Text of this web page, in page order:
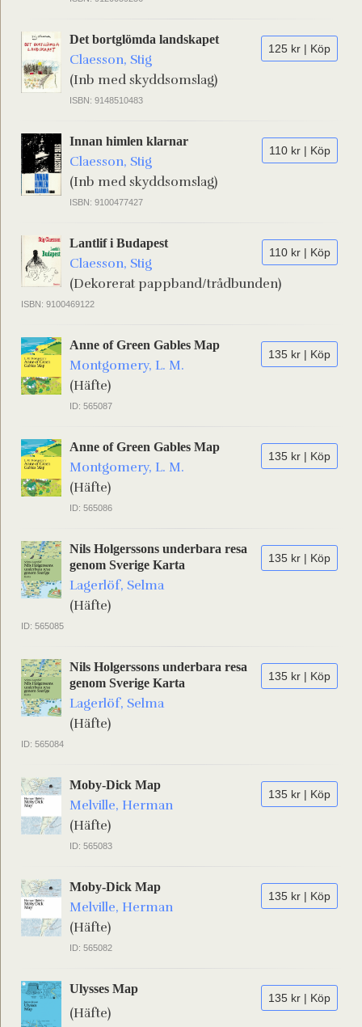
125 kr | Köp
Det bortglömda landskapet
Claesson, Stig
(Inb med skyddsomslag)
ISBN: 9148510483
110 kr | Köp
Innan himlen klarnar
Claesson, Stig
(Inb med skyddsomslag)
ISBN: 9100477427
110 kr | Köp
Lantlif i Budapest
Claesson, Stig
(Dekorerat pappband/trådbunden)
ISBN: 9100469122
135 kr | Köp
Anne of Green Gables Map
Montgomery, L. M.
(Häfte)
ID: 565087
135 kr | Köp
Anne of Green Gables Map
Montgomery, L. M.
(Häfte)
ID: 565086
135 kr | Köp
Nils Holgerssons underbara resa
genom Sverige Karta
Lagerlöf, Selma
(Häfte)
ID: 565085
135 kr | Köp
Nils Holgerssons underbara resa
genom Sverige Karta
Lagerlöf, Selma
(Häfte)
ID: 565084
135 kr | Köp
Moby-Dick Map
Melville, Herman
(Häfte)
ID: 565083
135 kr | Köp
Moby-Dick Map
Melville, Herman
(Häfte)
ID: 565082
135 kr | Köp
Ulysses Map
(Häfte)